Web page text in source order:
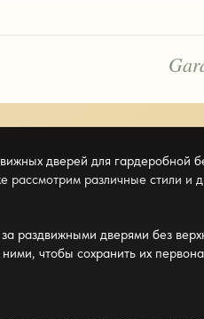
дверей для гардеробной
рассмотрим различные стили
раздвижными дверями без
чтобы сохранить их